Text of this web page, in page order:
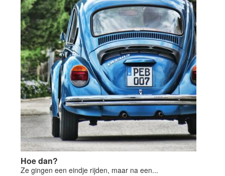
Hoe dan?
Ze gingen een eindje rijden, maar na een...